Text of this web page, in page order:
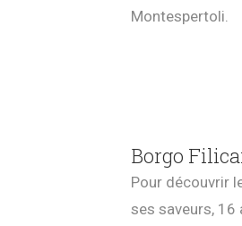
Montespertoli.
Borgo
Pour découvrir
ses saveurs, 16